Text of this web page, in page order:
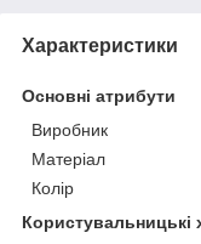
Характеристики
Основні атрибути
Виробник
Матеріал
Колір
Користувальницькі